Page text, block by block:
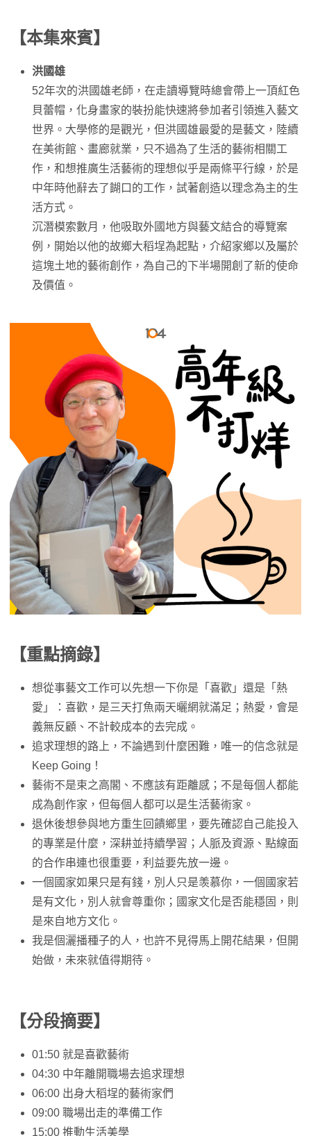
【本集來賓】
洪國雄
52年次的洪國雄老師，在走讀導覽時總會帶上一頂紅色
貝蕾帽，化身畫家的裝扮能快速將參加者引領進入藝文
世界。大學修的是觀光，但洪國雄最愛的是藝文，陸續
在美術館、畫廊就業，只不過為了生活的藝術相關工
作，和想推廣生活藝術的理想似乎是兩條平行線，於是
中年時他辭去了餬口的工作，試著創造以理念為主的生
活方式。
沉潛模索數月，他吸取外國地方與藝文結合的導覽案
例，開始以他的故鄉大稻埕為起點，介紹家鄉以及屬於
這塊土地的藝術創作，為自己的下半場開創了新的使命
及價值。
【重點摘錄】
想從事藝文工作可以先想一下你是「喜歡」還是「熱
愛」：喜歡，是三天打魚兩天曬網就滿足；熱愛，會是
義無反顧、不計較成本的去完成。
追求理想的路上，不論遇到什麼困難，唯一的信念就是
Keep Going！
藝術不是束之高閣、不應該有距離感；不是每個人都能
成為創作家，但每個人都可以是生活藝術家。
退休後想參與地方重生回饋鄉里，要先確認自己能投入
的專業是什麼，深耕並持續學習；人脈及資源、點線面
的合作串連也很重要，利益要先放一邊。
一個國家如果只是有錢，別人只是羡慕你，一個國家若
是有文化，別人就會尊重你；國家文化是否能穩固，則
是來自地方文化。
我是個灑播種子的人，也許不見得馬上開花結果，但開
始做，未來就值得期待。
【分段摘要】
01:50 就是喜歡藝術
04:30 中年離開職場去追求理想
06:00 出身大稻埕的藝術家們
09:00 職場出走的準備工作
15:00 推動生活美學